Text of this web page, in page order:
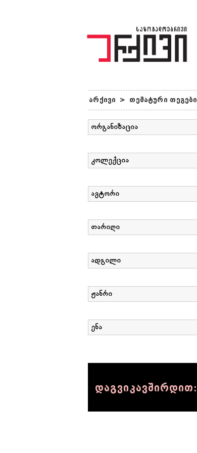
არქივი > თემატური თეგები
ორგანიზაცია
კოლექცია
ავტორი
თარიღი
ადგილი
ჟანრი
ენა
დაგვიკავშირდით: